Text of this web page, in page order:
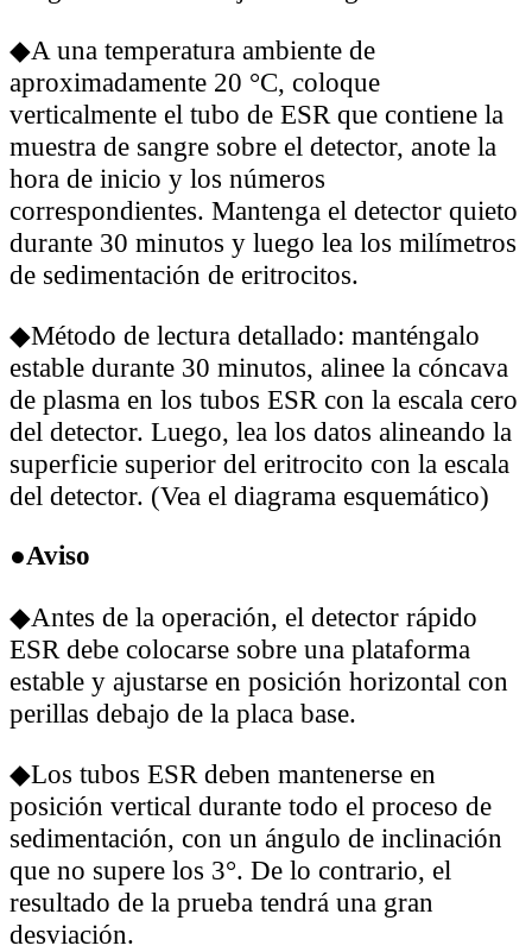
◆A una temperatura ambiente de
aproximadamente 20 °C, coloque
verticalmente el tubo de ESR que contiene la
muestra de sangre sobre el detector, anote la
hora de inicio y los números
correspondientes. Mantenga el detector quieto
durante 30 minutos y luego lea los milímetros
de sedimentación de eritrocitos.
◆Método de lectura detallado: manténgalo
estable durante 30 minutos, alinee la cóncava
de plasma en los tubos ESR con la escala cero
del detector. Luego, lea los datos alineando la
superficie superior del eritrocito con la escala
del detector. (Vea el diagrama esquemático)
●Aviso
◆Antes de la operación, el detector rápido
ESR debe colocarse sobre una plataforma
estable y ajustarse en posición horizontal con
perillas debajo de la placa base.
◆Los tubos ESR deben mantenerse en
posición vertical durante todo el proceso de
sedimentación, con un ángulo de inclinación
que no supere los 3°. De lo contrario, el
resultado de la prueba tendrá una gran
desviación.